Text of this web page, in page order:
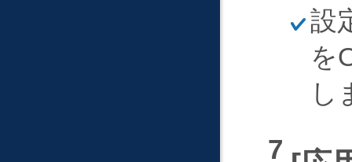
ほ
そ
く
設
を
し